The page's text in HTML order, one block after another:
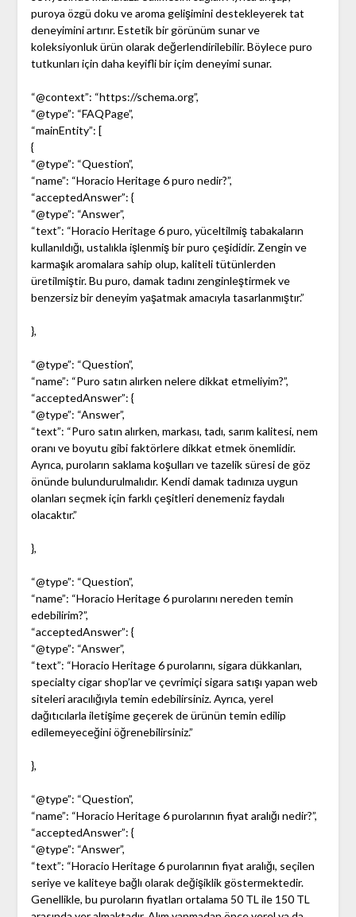
puroya özgü doku ve aroma gelişimini destekleyerek tat
deneyimini artırır. Estetik bir görünüm sunar ve
koleksiyonluk ürün olarak değerlendirilebilir. Böylece puro
tutkunları için daha keyifli bir içim deneyimi sunar.
“@context”: “https://schema.org”,
“@type”: “FAQPage”,
“mainEntity”: [
{
“@type”: “Question”,
“name”: “Horacio Heritage 6 puro nedir?”,
“acceptedAnswer”: {
“@type”: “Answer”,
“text”: “Horacio Heritage 6 puro, yüceltilmiş tabakaların
kullanıldığı, ustalıkla işlenmiş bir puro çeşididir. Zengin ve
karmaşık aromalara sahip olup, kaliteli tütünlerden
üretilmiştir. Bu puro, damak tadını zenginleştirmek ve
benzersiz bir deneyim yaşatmak amacıyla tasarlanmıştır.”
},
“@type”: “Question”,
“name”: “Puro satın alırken nelere dikkat etmeliyim?”,
“acceptedAnswer”: {
“@type”: “Answer”,
“text”: “Puro satın alırken, markası, tadı, sarım kalitesi, nem
oranı ve boyutu gibi faktörlere dikkat etmek önemlidir.
Ayrıca, puroların saklama koşulları ve tazelik süresi de göz
önünde bulundurulmalıdır. Kendi damak tadınıza uygun
olanları seçmek için farklı çeşitleri denemeniz faydalı
olacaktır.”
},
“@type”: “Question”,
“name”: “Horacio Heritage 6 purolarını nereden temin
edebilirim?”,
“acceptedAnswer”: {
“@type”: “Answer”,
“text”: “Horacio Heritage 6 purolarını, sigara dükkanları,
specialty cigar shop’lar ve çevrimiçi sigara satışı yapan web
siteleri aracılığıyla temin edebilirsiniz. Ayrıca, yerel
dağıtıcılarla iletişime geçerek de ürünün temin edilip
edilemeyeceğini öğrenebilirsiniz.”
},
“@type”: “Question”,
“name”: “Horacio Heritage 6 purolarının fiyat aralığı nedir?”,
“acceptedAnswer”: {
“@type”: “Answer”,
“text”: “Horacio Heritage 6 purolarının fiyat aralığı, seçilen
seriye ve kaliteye bağlı olarak değişiklik göstermektedir.
Genellikle, bu puroların fiyatları ortalama 50 TL ile 150 TL